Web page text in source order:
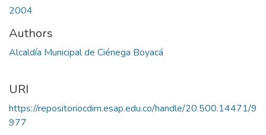
2004
Authors
Alcaldía Municipal de Ciénega Boyacá
URI
https://repositoriocdim.esap.edu.co/handle/20.500.14471/9
977